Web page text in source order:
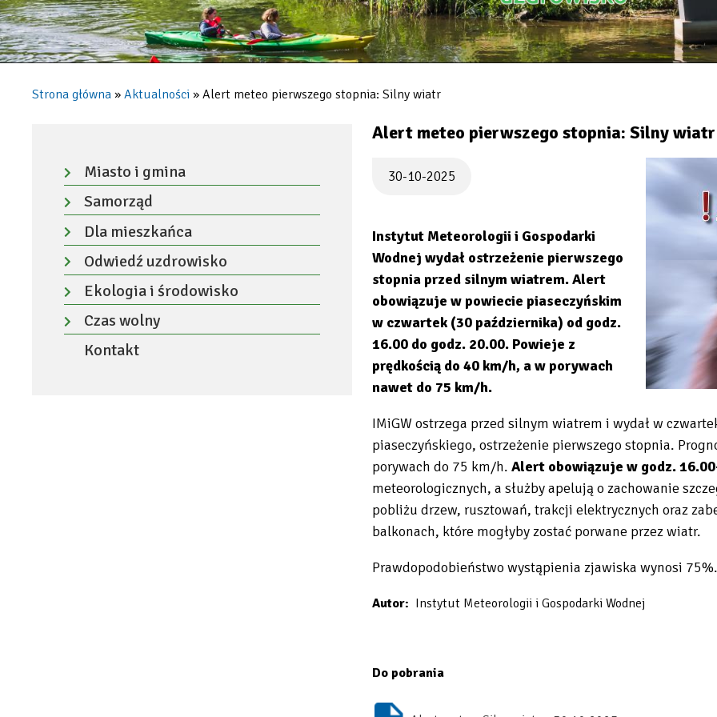
Strona główna Aktualności Alert meteo pierwszego stopnia: Silny wiatr
lewa
kolumna
Rozwiń
menu
Miasto i gmina
Rozwiń
menu
Samorząd
Rozwiń
menu
Dla mieszkańca
Rozwiń
menu
Odwiedź uzdrowisko
Rozwiń
menu
Ekologia i środowisko
Rozwiń
menu
Czas wolny
Kontakt
Alert meteo pierwszego stopnia: Silny wiatr
30-10-2025
Instytut Meteorologii i Gospodarki
Wodnej wydał ostrzeżenie pierwszego
stopnia przed silnym wiatrem. Alert
obowiązuje w powiecie piaseczyńskim
w czwartek (30 października) od godz.
16.00 do godz. 20.00. Powieje z
prędkością do 40 km/h, a w porywach
nawet do 75 km/h.
IMiGW ostrzega przed silnym wiatrem i wydał w
piaseczyńskiego, ostrzeżenie pierwszego stopnia.
porywach do 75 km/h. Alert obowiązuje w godz.
meteorologicznych, a służby apelują o zachowanie
pobliżu drzew, rusztowań, trakcji elektrycznych oraz
balkonach, które mogłyby zostać porwane przez wiatr.
Prawdopodobieństwo wystąpienia zjawiska wynosi 75%.
Autor Instytut Meteorologii i Gospodarki Wodnej
Do pobrania